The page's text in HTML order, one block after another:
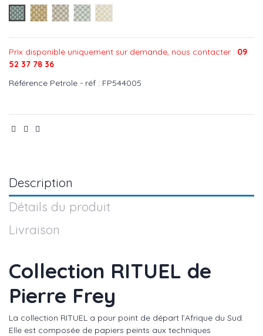
Petrole - réf : FP544005
Sable - réf : FP544002
Poudre - réf : FP544003
Vert - réf : FP544004
Or - réf : FP544001
Prix disponible uniquement sur demande, nous contacter : 09
52 37 78 36
Référence Petrole - réf : FP544005
Description
Détails du produit
Livraison
Collection RITUEL de
Pierre Frey
La collection RITUEL a pour point de départ l’Afrique du Sud.
Elle est composée de papiers peints aux techniques